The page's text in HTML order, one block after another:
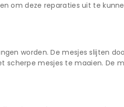
om deze reparaties uit te
worden. De mesjes slijten
mesjes te maaien. De